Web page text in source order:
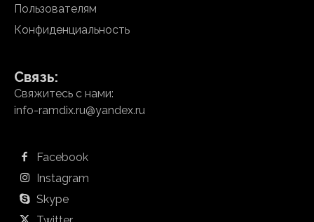
Пользователям
Конфиденциальность
Связь:
Свяжитесь с нами:
info-ramdix.ru@yandex.ru
Facebook
Instagram
Skype